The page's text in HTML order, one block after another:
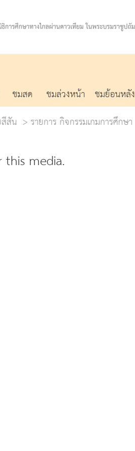
ชมสด ชมล่วงหน้า ชมย้อนหลัง
สัน
รายการ กิจกรรมเกมการศึกษา
media.